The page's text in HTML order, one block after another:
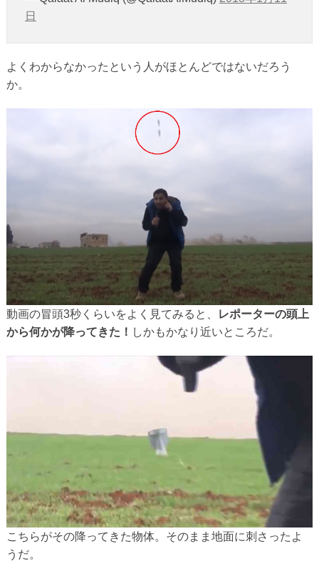
日
よくわからなかったという人がほとんどではないだろう
か。
動画の冒頭3秒くらいをよく見てみると、
レポーターの頭上
から何かが降ってきた！ しかもかなり近いところだ。
こちらがその降ってきた物体。そのまま地面に刺さったよ
うだ。